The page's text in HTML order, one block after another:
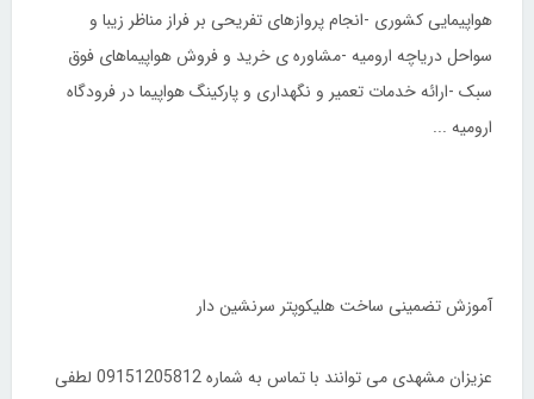
هواپیمایی کشوری -انجام پروازهای تفریحی بر فراز مناظر زیبا و
سواحل دریاچه ارومیه -مشاوره ی خرید و فروش هواپیماهای فوق
سبک -ارائه خدمات تعمیر و نگهداری و پارکینگ هواپیما در فرودگاه
ارومیه ...
آموزش تضمینی ساخت هلیکوپتر سرنشین دار
عزیزان مشهدی می توانند با تماس به شماره 09151205812 لطفی